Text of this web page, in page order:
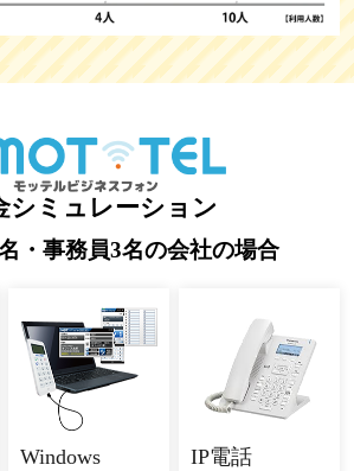
シミュレーション
・事務員3名の会社の場合
Windows
IP電話